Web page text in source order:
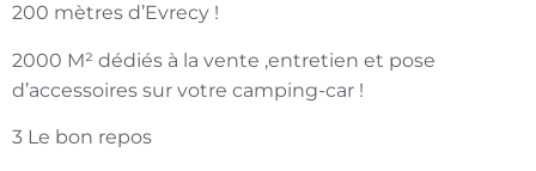
200 mètres d’Evrecy !
2000 M² dédiés à la vente ,entretien et pose
d’accessoires sur votre camping-car !
3 Le bon repos